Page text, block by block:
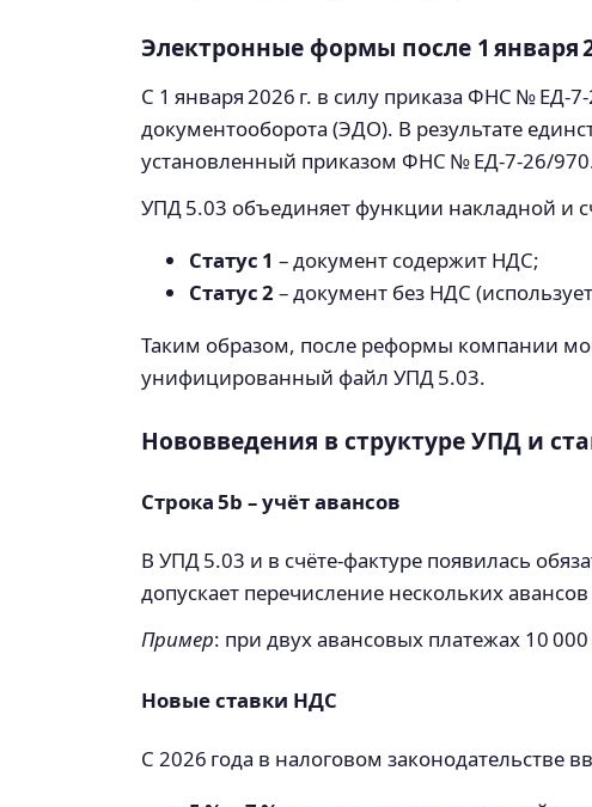
Электронные формы после 1 января
С 1 января 2026 г. в силу приказа ФНС №
документооборота (ЭДО). В результате
установленный приказом ФНС № ЕД‑7‑26/
УПД 5.03 объединяет функции накладной и
Статус 1 – документ содержит НДС;
Статус 2 – документ без НДС
Таким образом, после реформы компании
унифицированный файл УПД 5.03.
Нововведения в структуре УПД и
Строка 5b – учёт авансов
В УПД 5.03 и в счёте‑фактуре появилась
допускает перечисление нескольких авансов
Пример: при двух авансовых платежах 10
Новые ставки НДС
С 2026 года в налоговом законодательстве